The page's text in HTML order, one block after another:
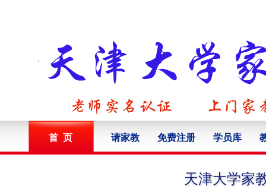
首 页 请家教 免费注册 学员库
天津大学家